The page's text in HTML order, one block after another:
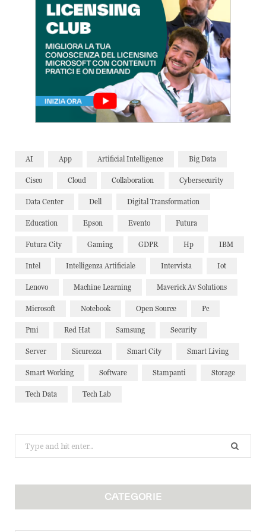
AI App Artificial Intelligence Big Data
Cisco Cloud Collaboration Cybersecurity
Data Center Dell Digital Transformation
Education Epson Evento Futura
Futura City Gaming GDPR Hp IBM
Intel Intelligenza Artificiale Intervista Iot
Lenovo Machine Learning Maverick Av Solutions
Microsoft Notebook Open Source Pc
Pmi Red Hat Samsung Security
Server Sicurezza Smart City Smart Living
Smart Working Software Stampanti Storage
Tech Data Tech Lab
for:
CATEGORIE